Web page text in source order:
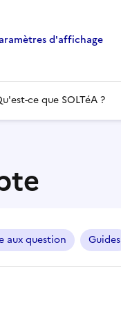
d'affichage
ce que SOLTéA ?
aux question Guides